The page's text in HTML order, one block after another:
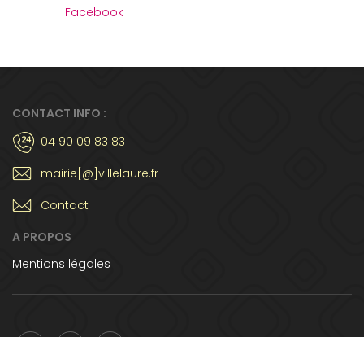
Facebook
CONTACT INFO :
04 90 09 83 83
mairie[@]villelaure.fr
Contact
A PROPOS
Mentions légales